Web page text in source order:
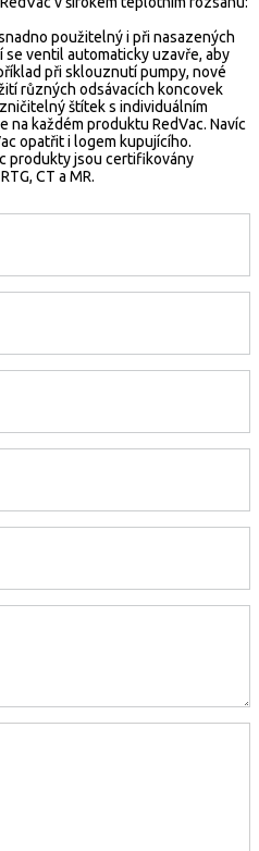
použitelný i při nasazených
se ventil automaticky uzavře, aby
při sklouznutí pumpy, nové
různých odsávacích koncovek
štítek s individuálním
na každém produktu RedVac. Navíc
opatřit i logem kupujícího.
produkty jsou certifikovány
CT a MR.